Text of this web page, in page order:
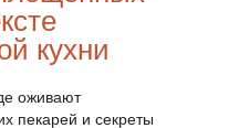
кухни
оживают
пекарей и секреты